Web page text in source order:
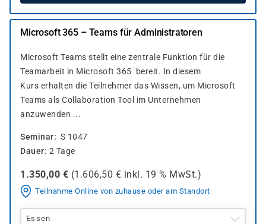
Microsoft 365 – Teams für Administratoren
Microsoft Teams stellt eine zentrale Funktion für die
Teamarbeit in Microsoft 365 bereit. In diesem
Kurs erhalten die Teilnehmer das Wissen, um Microsoft
Teams als Collaboration Tool im Unternehmen
anzuwenden ...
Seminar
S 1047
Dauer 2 Tage
1.350,00 € (1.606,50 € inkl. 19 % MwSt.)
Teilnahme Online von zuhause oder am Standort
Essen